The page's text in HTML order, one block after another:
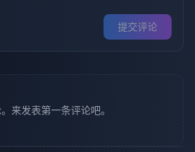
提交评论
来发表第一条评论吧。